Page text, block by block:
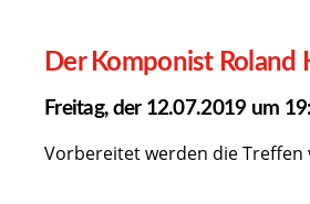
Der Komponist Roland
Freitag, der 12.07.2019 um
Vorbereitet werden die Treffen